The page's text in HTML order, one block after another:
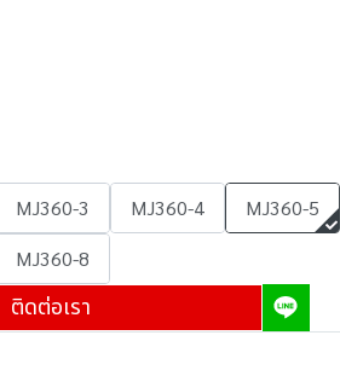
MJ360-3 MJ360-4
MJ360-5
MJ360-8
ติดต่อเรา